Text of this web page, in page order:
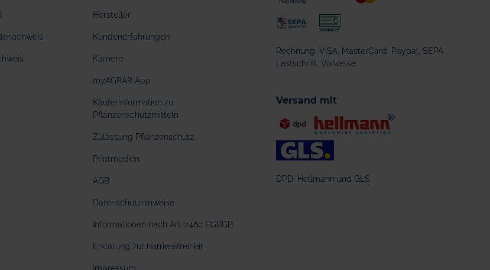
Hersteller
Kundenerfahrungen
Karriere
myAGRAR App
Käuferinformation zu
Pflanzenschutzmitteln
Zulassung Pflanzenschutz
Printmedien
AGB
Datenschutzhinweise
Informationen nach Art. 246c EGBGB
Erklärung zur Barrierefreiheit
Rechnung, VISA, MasterCard, Paypal, SEPA
Lastschrift, Vorkasse
Versand mit
DPD, Hellmann und GLS